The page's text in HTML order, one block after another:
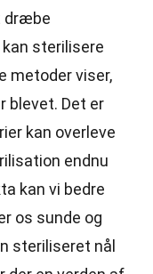
dræbe
sterilisere
metoder viser,
blevet. Det er
kan overleve
endnu
kan vi bedre
os sunde og
steriliseret nål